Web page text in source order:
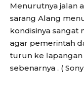
Menurutnya jalan
sarang Alang
kondisinya sangat
agar pemerintah
turun ke
sebenarnya . (